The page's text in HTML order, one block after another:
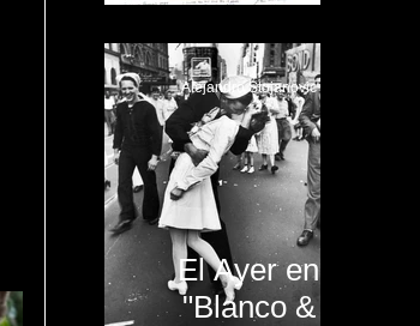
El Ayer en
"Blanco &
Alejandro Stojanovic